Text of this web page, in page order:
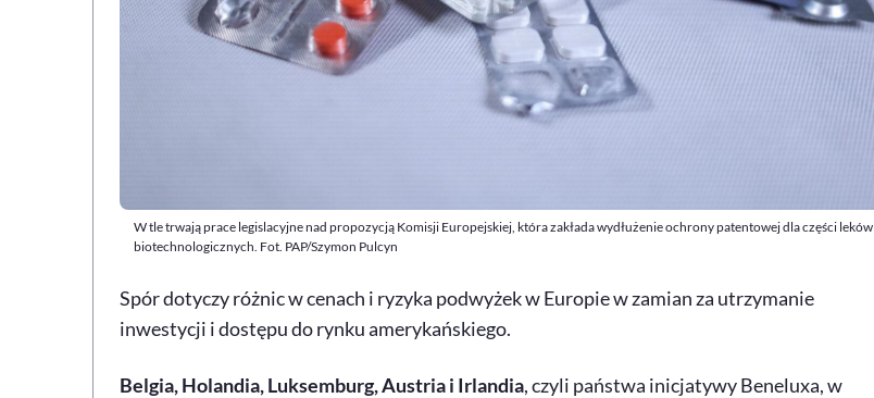
W tle trwają prace legislacyjne nad propozycją Komisji Europejskiej, która zakłada wydłużenie ochrony patentowej dla części leków
biotechnologicznych. Fot. PAP/Szymon Pulcyn
Spór dotyczy różnic w cenach i ryzyka podwyżek w Europie w zamian za utrzymanie
inwestycji i dostępu do rynku amerykańskiego.
Belgia, Holandia, Luksemburg, Austria i Irlandia, czyli państwa inicjatywy Beneluxa, w